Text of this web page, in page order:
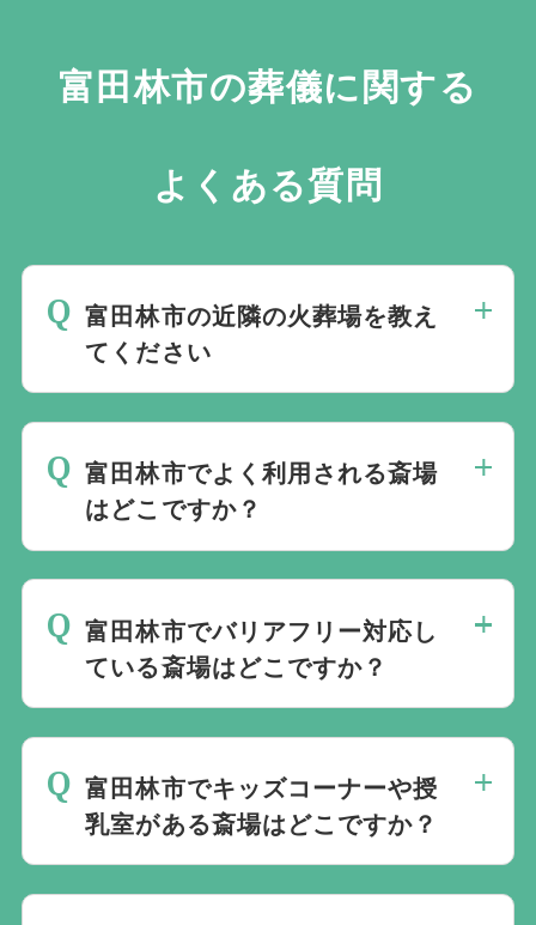
富田林市の葬儀に関する
よくある質問
富田林市の近隣の火葬場を教え
てください
けます。
富田林市でよく利用される斎場
はどこですか？
多く利便性の点からよく利用されていま
す。
当社では1220の斎場と提携しています。
規模や内容、場所などを考慮し最適な斎場
をご案内します。
富田林市でバリアフリー対応し
ている斎場はどこですか？
ージ
にてご確認いただけます。
ご年配の方や、車いすをご利用の方も安心
してご利用いただけます。
富田林市でキッズコーナーや授
乳室がある斎場はどこですか？